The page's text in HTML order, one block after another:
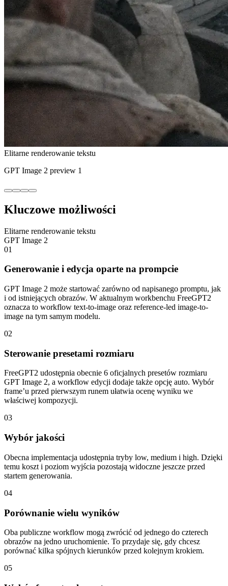
Elitarne renderowanie tekstu
GPT Image 2 preview 1
Kluczowe możliwości
Elitarne renderowanie tekstu
GPT Image 2
01
Generowanie i edycja oparte na prompcie
GPT Image 2 może startować zarówno od napisanego promptu, jak
i od istniejących obrazów. W aktualnym workbenchu FreeGPT2
oznacza to workflow text-to-image oraz reference-led image-to-
image na tym samym modelu.
02
Sterowanie presetami rozmiaru
FreeGPT2 udostępnia obecnie 6 oficjalnych presetów rozmiaru
GPT Image 2, a workflow edycji dodaje także opcję auto. Wybór
frame’u przed pierwszym runem ułatwia ocenę wyniku we
właściwej kompozycji.
03
Wybór jakości
Obecna implementacja udostępnia tryby low, medium i high. Dzięki
temu koszt i poziom wyjścia pozostają widoczne jeszcze przed
startem generowania.
04
Porównanie wielu wyników
Oba publiczne workflow mogą zwrócić od jednego do czterech
obrazów na jedno uruchomienie. To przydaje się, gdy chcesz
porównać kilka spójnych kierunków przed kolejnym krokiem.
05